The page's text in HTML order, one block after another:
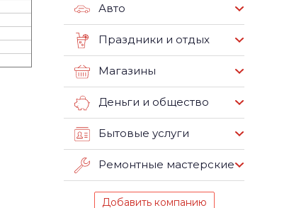
Авто
Праздники и отдых
Магазины
Деньги и общество
Бытовые услуги
Ремонтные мастерские
Добавить компанию